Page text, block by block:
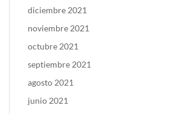
diciembre 2021
noviembre 2021
octubre 2021
septiembre 2021
agosto 2021
junio 2021